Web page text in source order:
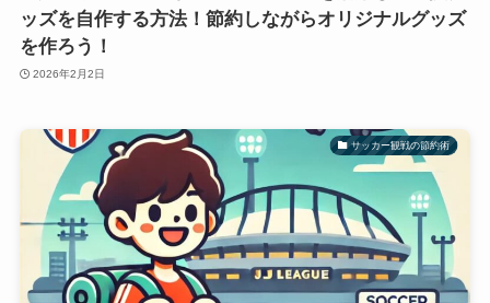
ッズを自作する方法！節約しながらオリジナルグッズ
を作ろう！
2026年2月2日
サッカー観戦の節約術